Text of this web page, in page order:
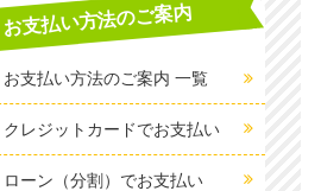
お支払い方法のご案内
お支払い方法のご案内 一覧
クレジットカードでお支払い
ローン（分割）でお支払い